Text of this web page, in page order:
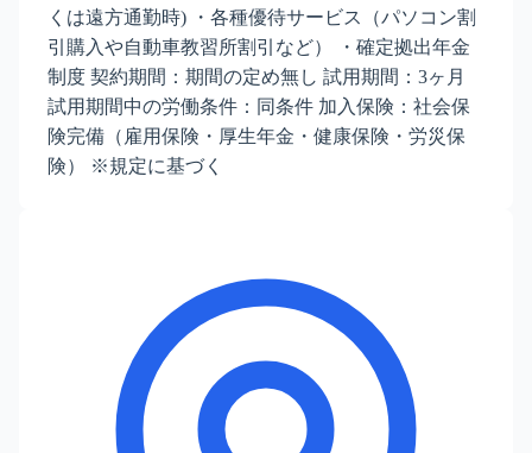
くは遠方通勤時) ・各種優待サービス（パソコン割
引購入や自動車教習所割引など） ・確定拠出年金
制度 契約期間：期間の定め無し 試用期間：3ヶ月
試用期間中の労働条件：同条件 加入保険：社会保
険完備（雇用保険・厚生年金・健康保険・労災保
険） ※規定に基づく